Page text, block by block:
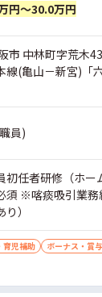
円～30.0万円
市 中林町字荒木
線(亀山－新宮)「
員)
任者研修（ホー
須 ※喀痰吸引業務
）
育児補助 ボーナス・賞